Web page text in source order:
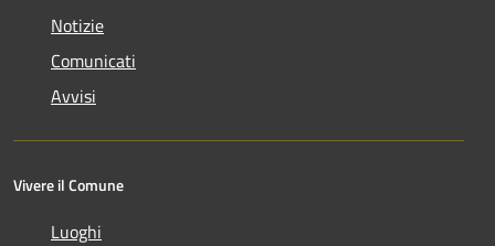
Notizie
Comunicati
Avvisi
Vivere il Comune
Luoghi